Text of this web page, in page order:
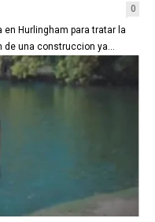
0
en Hurlingham para tratar la
de una construccion ya...